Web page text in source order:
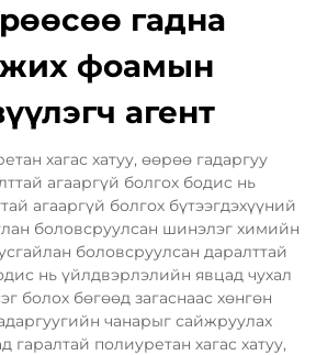
гадна
фоамын
агент
хагас хатуу, өөрөө гадаргуу
агааргүй болгох бодис нь
агааргүй болгох бүтээгдэхүүний
боловсруулсан шинэлэг химийн
боловсруулсан даралттай
нь үйлдвэрлэлийн явцад чухал
болох бөгөөд загаснаас хөнгөн
чанарыг сайжруулах
гаралтай полиуретан хагас хатуу,